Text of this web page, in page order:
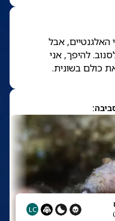
האלגנטיים, אבל
להיפך, אני
כולם בשונית.
LC